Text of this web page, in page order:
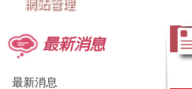
網站管理
最新消息
最新消息